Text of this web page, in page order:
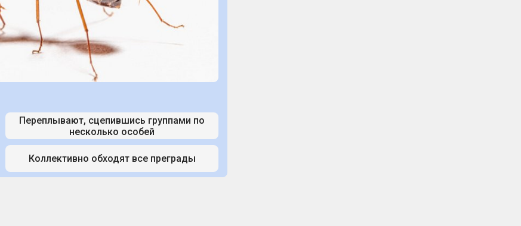
Переплывают, сцепившись группами по
несколько особей
Коллективно обходят все преграды